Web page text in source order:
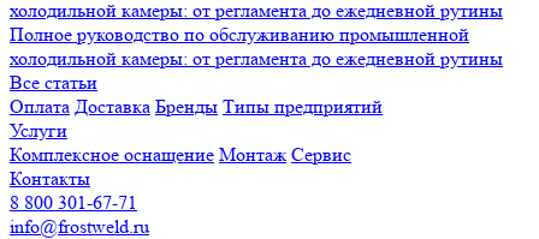
Полное руководство по обслуживанию промышленной
холодильной камеры: от регламента до ежедневной рутины
Все статьи
Оплата Доставка Бренды Типы предприятий
Услуги
Комплексное оснащение Монтаж Сервис
Контакты
8 800 301-67-71
info@frostweld.ru